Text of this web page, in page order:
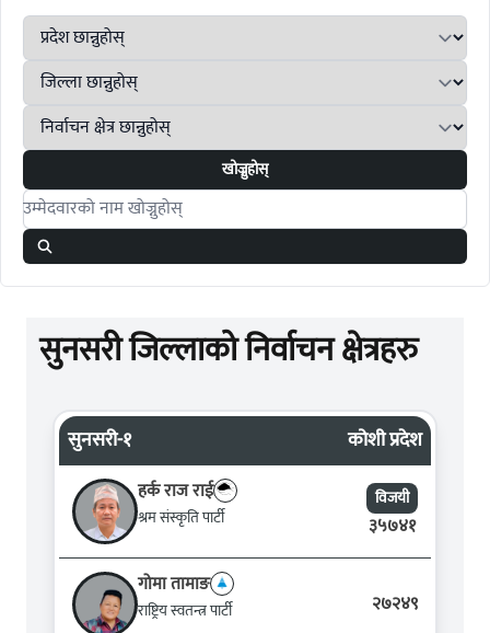
खोज्नुहोस्
Search candidates
सुनसरी जिल्लाको निर्वाचन क्षेत्रहरु
सुनसरी-१ कोशी प्रदेश
हर्क राज राई
श्रम संस्कृति पार्टी
विजयी
३५७४१
गोमा तामाङ
राष्ट्रिय स्वतन्त्र पार्टी २७२४९